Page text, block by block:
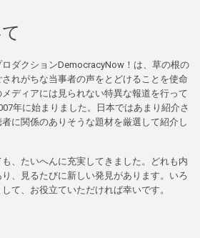
ダクションDemocracyNow！は、草の根の
れがちな当事者の声をとどけることを使命
ディアには見られない特異な報道を行って
年に始まりました。日本ではあまり紹介さ
に関係のありそうな題材を厳選して紹介し
、たいへんに充実してきました。どれも内
、見るたびに新しい発見があります。いろ
て、お役立ていただければ幸いです。